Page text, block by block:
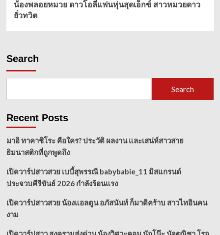
น้องพลอยหมวย ดาวโอลี่แฟนหุ่นสุดเอ็กซ์ สาวหมวยดาว
ยั่วทวิต
Search
Search
Recent Posts
มาอิ ทาคาชิโระ คือใคร? ประวัติ ผลงาน และเสน่ห์สาวสาย
ยิมนาสติกที่ถูกพูดถึง
เปิดวาร์ปสาวสวย เบบี้สุพรรณี babybabie_11 มิสแกรนด์
ประจวบคีรีขันธ์ 2026 กำลังร้อนแรง
เปิดวาร์ปสาวสวย น้องแอลตูน อภัสนันท์ ก็มาดิคร้าบ สาวไทอินคน
งาม